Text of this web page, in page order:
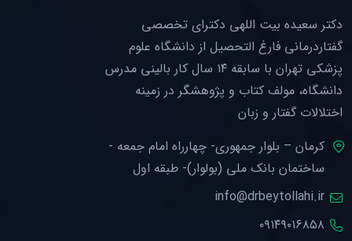
دکتر سعیده بیت اللهی دکترای تخصصی
گفتاردرمانی فارغ التحصیل از دانشگاه علوم
پزشکی تهران با سابقه ۱۴ سال کار بالینی مدرس
دانشگاه، مولف کتاب و پژوهشگر در زمینه
اختلالات گفتار و زبان
کرمان – بلوار جمهوری- چهارراه امام جمعه -
ساختمان بانک ملی (بولوار)- طبقه اول
info@drbeytollahi.ir
۰۹۱۴۹۰۱۶۸۵۸